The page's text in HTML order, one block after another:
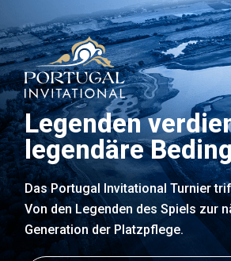
Legenden
legendäre
Das Portugal Invitational Turnier
Von den Legenden des Spiels zur
Generation der Platzpflege.